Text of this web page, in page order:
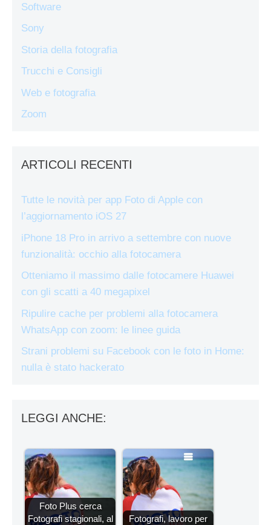
Software
Sony
Storia della fotografia
Trucchi e Consigli
Web e fotografia
Zoom
ARTICOLI RECENTI
Tutte le novità per app Foto di Apple con
l’aggiornamento iOS 27
iPhone 18 Pro in arrivo a settembre con nuove
funzionalità: occhio alla fotocamera
Otteniamo il massimo dalle fotocamere Huawei
con gli scatti a 40 megapixel
Ripulire cache per problemi alla fotocamera
WhatsApp con zoom: le linee guida
Strani problemi su Facebook con le foto in Home:
nulla è stato hackerato
LEGGI ANCHE:
Foto Plus cerca
Fotografi stagionali, al
Fotografi, lavoro per